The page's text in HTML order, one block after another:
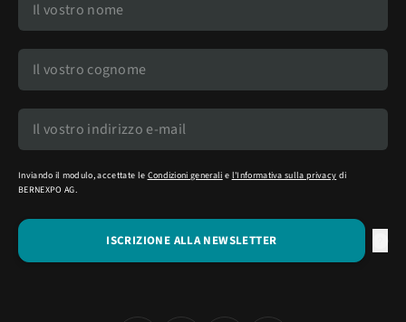
Inviando il modulo, accettate le Condizioni generali e l'Informativa sulla privacy di
BERNEXPO AG.